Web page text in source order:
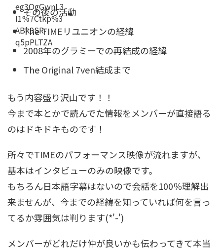
その後の活動
The TIMEリユニオンの経緯
2008年のグラミーでの再結成の経緯
The Original 7ven結成まで
もう内容盛り沢山です！！
今まで本とかで読んでた情報をメンバーが直接語る
のはドキドキものです！
所々でTIMEのパフォーマンス映像が流れますが、
基本はインタビューのみの映像です。
もちろん日本語字幕はないので会話を100％理解出
来ませんが、今までの経緯を知っていれば何を言っ
てるか雰囲気は判ります(*'-')
メンバーがどれだけ仲が良いかも伝わってきて本当